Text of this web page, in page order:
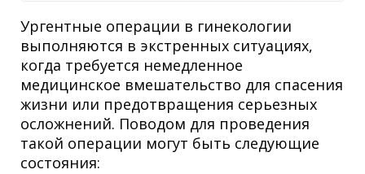
Ургентные операции в гинекологии
выполняются в экстренных ситуациях,
когда требуется немедленное
медицинское вмешательство для спасения
жизни или предотвращения серьезных
осложнений. Поводом для проведения
такой операции могут быть следующие
состояния: